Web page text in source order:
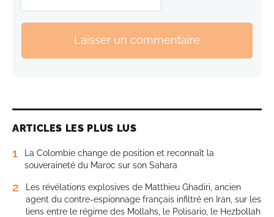
Laisser un commentaire
ARTICLES LES PLUS LUS
1
La Colombie change de position et reconnaît la
souveraineté du Maroc sur son Sahara
2
Les révélations explosives de Matthieu Ghadiri, ancien
agent du contre-espionnage français infiltré en Iran, sur les
liens entre le régime des Mollahs, le Polisario, le Hezbollah